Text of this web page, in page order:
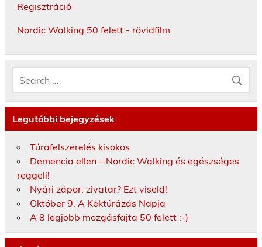
Regisztráció
Nordic Walking 50 felett - rövidfilm
Legutóbbi bejegyzések
Túrafelszerelés kisokos
Demencia ellen – Nordic Walking és egészséges
reggeli!
Nyári zápor, zivatar? Ezt viseld!
Október 9. A Kéktúrázás Napja
A 8 legjobb mozgásfajta 50 felett :-)